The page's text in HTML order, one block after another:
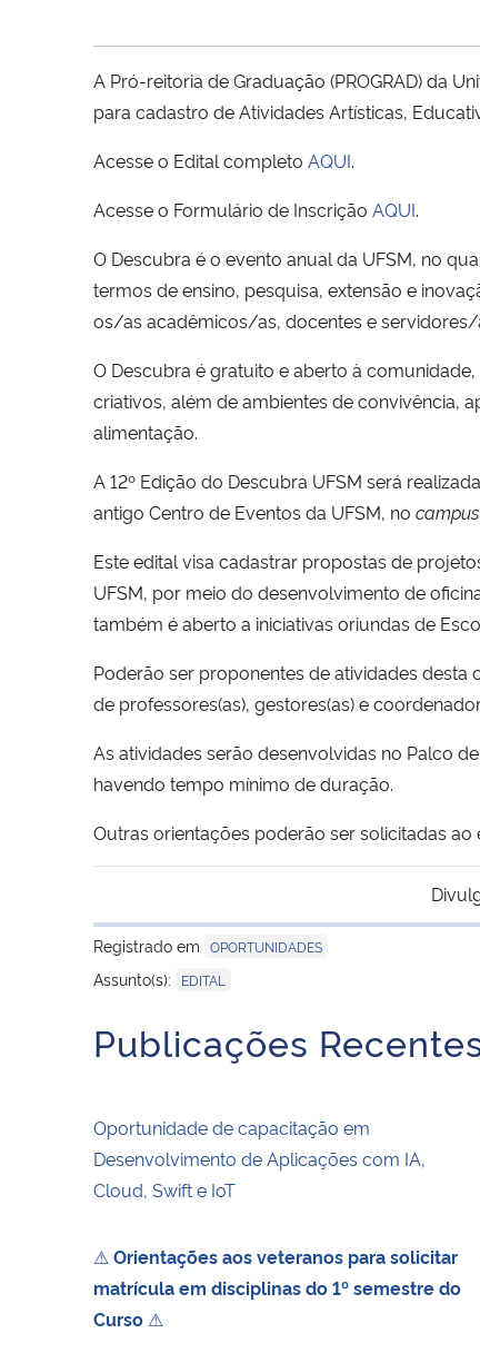
A Pró-reitoria de Graduação (PROGRAD) da
para cadastro de Atividades Artísticas,
Acesse o Edital completo AQUI.
Acesse o Formulário de Inscrição AQUI.
O Descubra é o evento anual da UFSM, no
termos de ensino, pesquisa, extensão e
os/as acadêmicos/as, docentes e
O Descubra é gratuito e aberto à
criativos, além de ambientes de convivência,
alimentação.
A 12º Edição do Descubra UFSM será
antigo Centro de Eventos da UFSM, no campus
Este edital visa cadastrar propostas de
UFSM, por meio do desenvolvimento de
também é aberto a iniciativas oriundas de
Poderão ser proponentes de atividades
de professores(as), gestores(as) e
As atividades serão desenvolvidas no Palco
havendo tempo mínimo de duração.
Outras orientações poderão ser solicitadas ao
Registrado em OPORTUNIDADES
Assunto(s): EDITAL
Publicações
Oportunidade de capacitação em
Desenvolvimento de Aplicações com IA,
Cloud, Swift e IoT
⚠ Orientações aos veteranos para solicitar
matrícula em disciplinas do 1º semestre do
Curso ⚠